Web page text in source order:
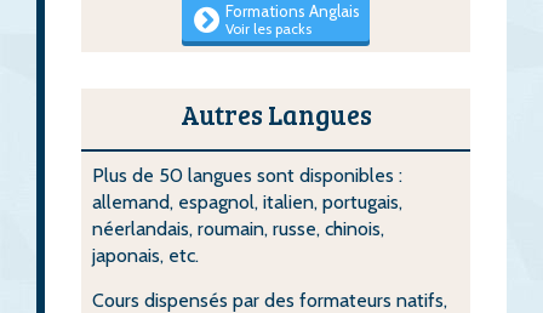
Formations Anglais
Voir les packs
Autres Langues
Plus de 50 langues sont disponibles :
allemand, espagnol, italien, portugais,
néerlandais, roumain, russe, chinois,
japonais, etc.
Cours dispensés par des formateurs natifs,